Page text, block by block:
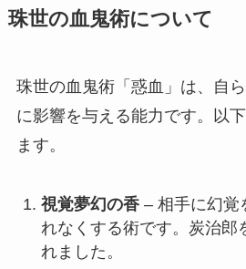
珠世の血鬼術について
珠世の血鬼術「惑血」は、自
に影響を与える能力です。以
ます。
視覚夢幻の香– 相手に幻覚
れなくする術です。炭治郎
れました。